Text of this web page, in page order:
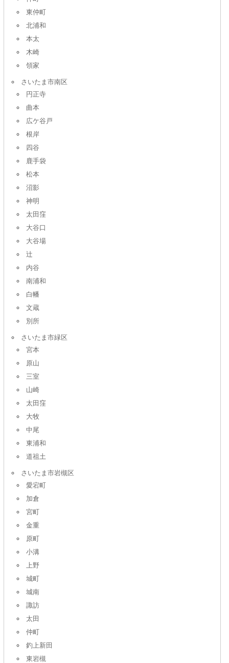
東仲町
北浦和
本太
木崎
領家
さいたま市南区
円正寺
曲本
広ケ谷戸
根岸
四谷
鹿手袋
松本
沼影
神明
太田窪
大谷口
大谷場
辻
内谷
南浦和
白幡
文蔵
別所
さいたま市緑区
宮本
原山
三室
山崎
太田窪
大牧
中尾
東浦和
道祖土
さいたま市岩槻区
愛宕町
加倉
宮町
金重
原町
小溝
上野
城町
城南
諏訪
太田
仲町
釣上新田
東岩槻